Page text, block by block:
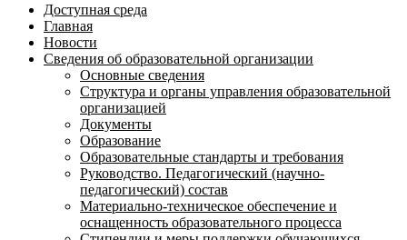
Доступная среда
Главная
Новости
Сведения об образовательной организации
Основные сведения
Структура и органы управления образовательной
организацией
Документы
Образование
Образовательные стандарты и требования
Руководство. Педагогический (научно-
педагогический) состав
Материально-техническое обеспечение и
оснащенность образовательного процесса